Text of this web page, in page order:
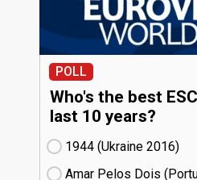
POLL
Who's the best
last 10 years?
1944 (Ukraine
16)
Amar Pelos Dois